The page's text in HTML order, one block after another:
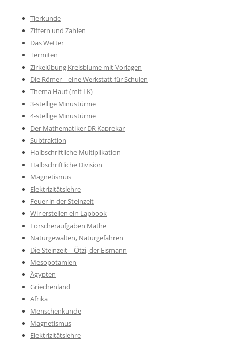
Tierkunde
Ziffern und Zahlen
Das Wetter
Termiten
Zirkelübung Kreisblume mit Vorlagen
Die Römer – eine Werkstatt für Schulen
Thema Haut (mit LK)
3-stellige Minustürme
4-stellige Minustürme
Der Mathematiker DR Kaprekar
Subtraktion
Halbschriftliche Multiplikation
Halbschriftliche Division
Magnetismus
Elektrizitätslehre
Feuer in der Steinzeit
Wir erstellen ein Lapbook
Forscheraufgaben Mathe
Naturgewalten, Naturgefahren
Die Steinzeit – Ötzi, der Eismann
Mesopotamien
Ägypten
Griechenland
Afrika
Menschenkunde
Magnetismus
Elektrizitätslehre